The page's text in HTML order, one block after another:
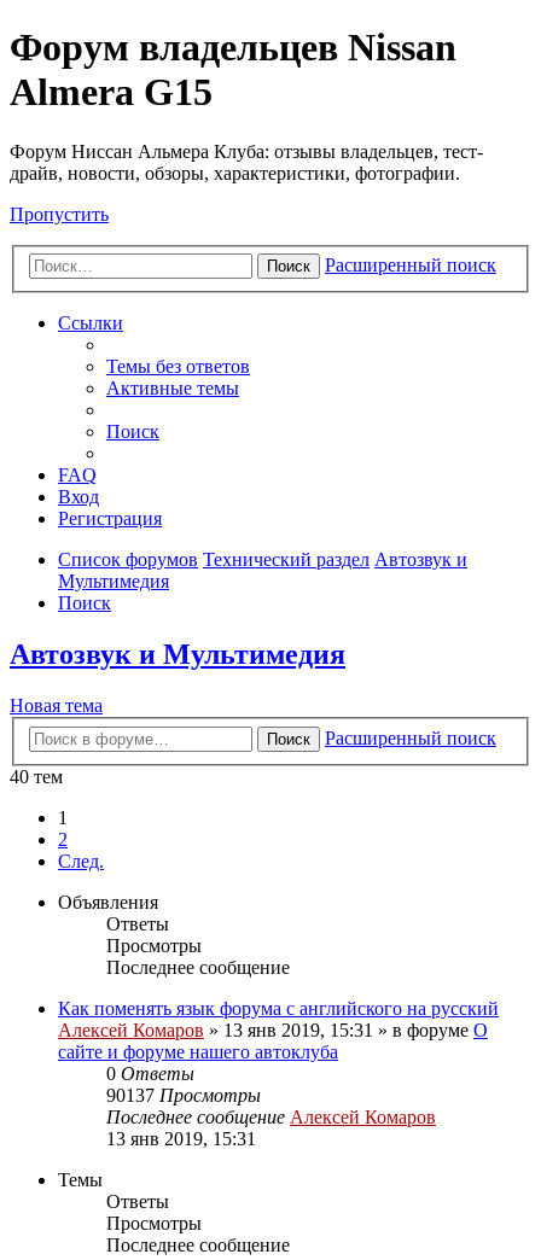
Форум владельцев Nissan
Almera G15
Форум Ниссан Альмера Клуба: отзывы владельцев, тест-
драйв, новости, обзоры, характеристики, фотографии.
Пропустить
Поиск Расширенный поиск
Ссылки
Темы без ответов
Активные темы
Поиск
FAQ
Вход
Регистрация
Список форумов Технический раздел Автозвук и
Мультимедия
Поиск
Автозвук и Мультимедия
Новая тема
Поиск
Расширенный поиск
40 тем
1
2
След.
Объявления
Ответы
Просмотры
Последнее сообщение
Как поменять язык форума с английского на русский
Алексей Комаров » 13 янв 2019, 15:31 » в форуме О
сайте и форуме нашего автоклуба
0 Ответы
90137 Просмотры
Последнее сообщение Алексей Комаров
13 янв 2019, 15:31
Темы
Ответы
Просмотры
Последнее сообщение